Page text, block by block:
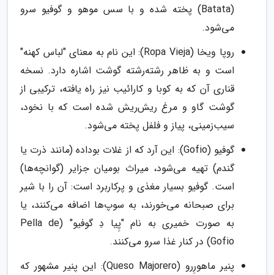
(Batata) پخته شده و با سس موهو و گوفیو سرو
می‌شود.
روپا ویخا (Ropa Vieja): این نام به معنای "لباس کهنه"
است و به ظاهر رشته‌رشته گوشت اشاره دارد. نسخه
قناری آن که به کوبا و کارائیب نیز راه یافته، ترکیبی از
گوشت گاو و مرغ ریش‌ریش شده است که با نخود،
سیب‌زمینی، پیاز و فلفل پخته می‌شود.
گوفیو (Gofio): این آرد که از غلات بوداده (مانند ذرت یا
گندم) تهیه می‌شود، میراث بومیان جزایر (گوانچه‌ها)
است. گوفیو بسیار مغذی و پرکاربرد است: آن را با شیر
برای صبحانه می‌خورند، به سوپ‌ها اضافه می‌کنند، یا
به صورت خمیری به نام "پِیا دِ گوفیو" (Pella de
Gofio) در کنار غذا سرو می‌کنند.
پنیر ماهورِرو (Queso Majorero): این پنیر مشهور که